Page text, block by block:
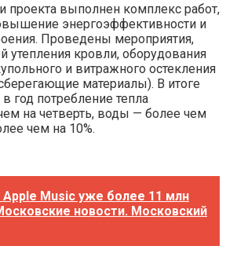
проекта выполнен комплекс работ,
энергоэффективности и
Проведены мероприятия,
утепления кровли, оборудования
и витражного остекления
материалы). В итоге
год потребление тепла
на четверть, воды — более чем
чем на 10%.
Apple Music уже более 11 млн
новости. Московский